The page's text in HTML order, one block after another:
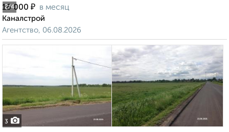
2/4
16 000 ₽ в месяц
Каналстрой
Агентство, 06.08.2026
3